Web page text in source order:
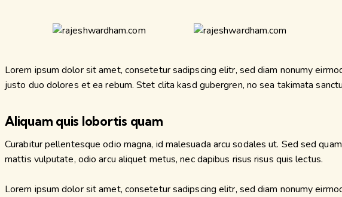
Lorem ipsum dolor sit amet, consetetur sadipscing elitr, sed diam nonumy
justo duo dolores et ea rebum. Stet clita kasd gubergren, no sea takimata
Aliquam quis lobortis quam
Curabitur pellentesque odio magna, id malesuada arcu sodales ut. Sed sed
mattis vulputate, odio arcu aliquet metus, nec dapibus risus risus quis lectus.
Lorem ipsum dolor sit amet, consetetur sadipscing elitr, sed diam nonumy